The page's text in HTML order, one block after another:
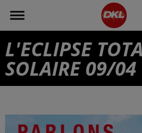
L'ECLIPSE
SOLAIRE 09/04